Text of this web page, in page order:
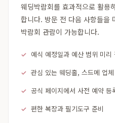
웨딩박람회를 효과적으로 활용
합니다. 방문 전 다음 사항들을
박람회 관람이 가능합니다.
예식 예정일과 예산 범위 미리
관심 있는 웨딩홀, 스드메 업
공식 페이지에서 사전 예약 등
편한 복장과 필기도구 준비